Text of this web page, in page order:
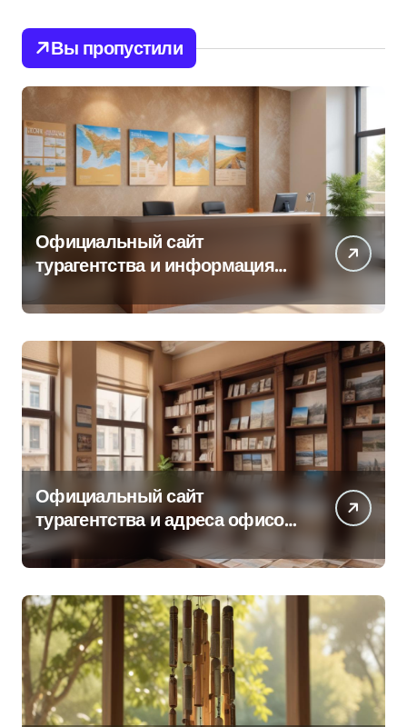
Вы пропустили
Официальный сайт
турагентства и информация
Официальный сайт
турагентства и адреса офисов
продаж по регионам